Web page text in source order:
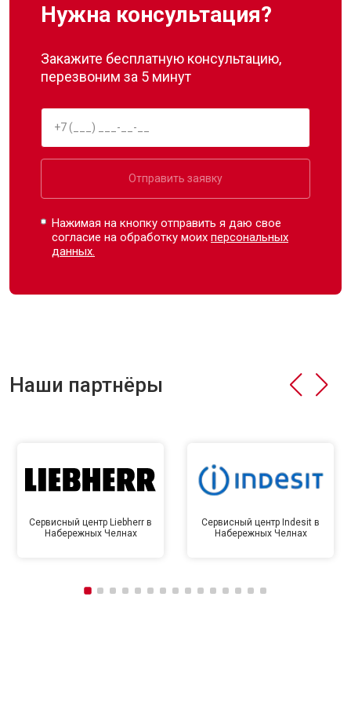
Нужна консультация?
Закажите бесплатную консультацию,
перезвоним за 5 минут
Отправить заявку
Нажимая на кнопку отправить я даю свое
согласие на обработку моихперсональных
данных.
Наши партнёры
Сервисный центр Liebherr в
Набережных Челнах
Сервисный центр Indesit в
Набережных Челнах